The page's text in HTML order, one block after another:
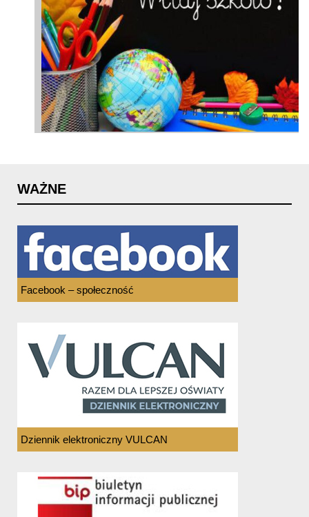
WAŻNE
Facebook – społeczność
Dziennik elektroniczny VULCAN